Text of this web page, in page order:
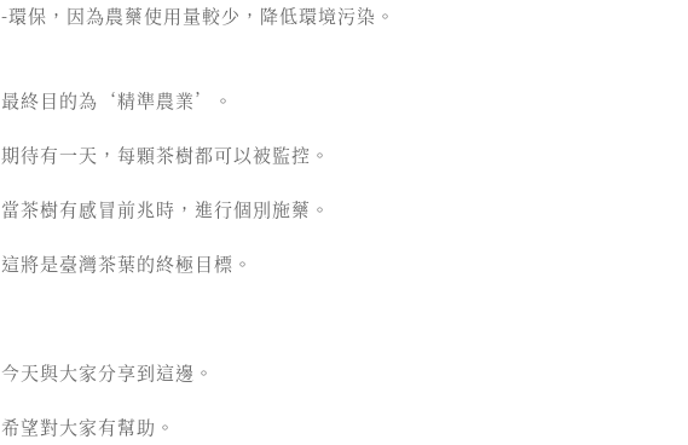
-環保，因為農藥使用量較少，降低環境污染。
最終目的為‘精準農業’。
期待有一天，每顆茶樹都可以被監控。
當茶樹有感冒前兆時，進行個別施藥。
這將是臺灣茶葉的終極目標。
今天與大家分享到這邊。
希望對大家有幫助。